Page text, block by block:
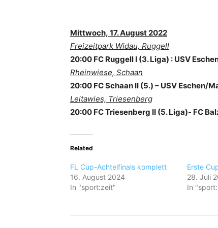
Mittwoch, 17. August 2022
Freizeitpark Widau, Ruggell
20:00 FC Ruggell I (3. Liga) : USV
Rheinwiese, Schaan
20:00 FC Schaan II (5.) – USV Eschen/
Leitawies, Triesenberg
20:00 FC Triesenberg II (5. Liga)- FC
Related
FL Cup-Achtelfinals komplett
16. August 2024
In "sport:zeit"
Erste
28. Juli
In